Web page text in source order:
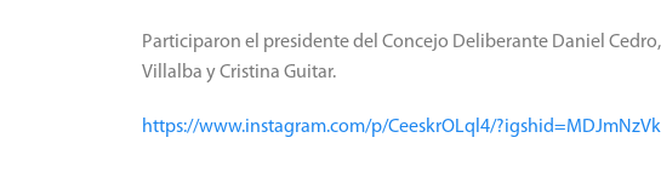
Participaron el presidente del Concejo Deliberante Daniel
Villalba y Cristina Guitar.
https://www.instagram.com/p/CeeskrOLql4/